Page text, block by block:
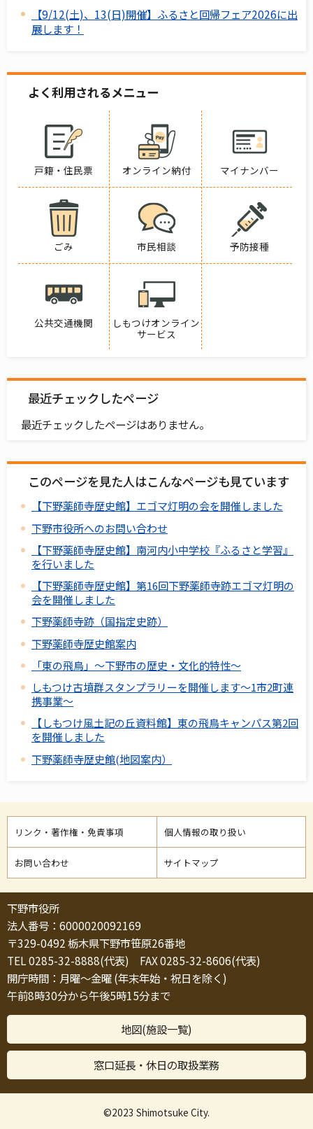
【9/12(土)、13(日)開催】ふるさと回帰フェア2026に出
展します！
よく利用されるメニュー
戸籍・住民票 オンライン納付 マイナンバー
ごみ 市民相談 予防接種
公共交通機関
しもつけオンライン
サービス
最近チェックしたページ
最近チェックしたページはありません。
このページを見た人はこんなページも見ています
【下野薬師寺歴史館】エゴマ灯明の会を開催しました
下野市役所へのお問い合わせ
【下野薬師寺歴史館】南河内小中学校『ふるさと学習』
を行いました
【下野薬師寺歴史館】第16回下野薬師寺跡エゴマ灯明の
会を開催しました
下野薬師寺跡（国指定史跡）
下野薬師寺歴史館案内
「東の飛鳥」～下野市の歴史・文化的特性～
しもつけ古墳群スタンプラリーを開催します～1市2町連
携事業～
【しもつけ風土記の丘資料館】東の飛鳥キャンパス第2回
を開催しました
下野薬師寺歴史館(地図案内）
リンク・著作権・免責事項 個人情報の取り扱い
お問い合わせ サイトマップ
下野市役所
法人番号：6000020092169
〒329-0492 栃木県下野市笹原26番地
TEL 0285-32-8888(代表) FAX 0285-32-8606(代表)
開庁時間：月曜～金曜 (年末年始・祝日を除く)
午前8時30分から午後5時15分まで
地図(施設一覧)
窓口延長・休日の取扱業務
©2023 Shimotsuke City.